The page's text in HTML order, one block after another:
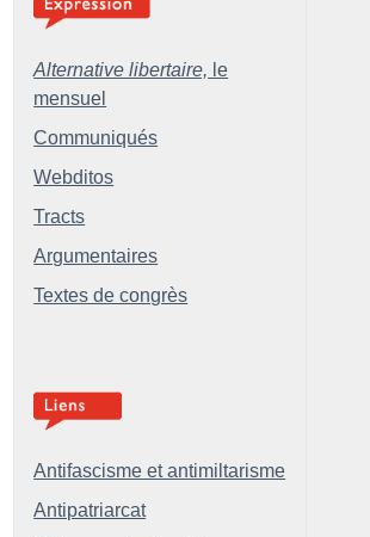
Alternative libertaire, le
mensuel
Communiqués
Webditos
Tracts
Argumentaires
Textes de congrès
Antifascisme et antimiltarisme
Antipatriarcat